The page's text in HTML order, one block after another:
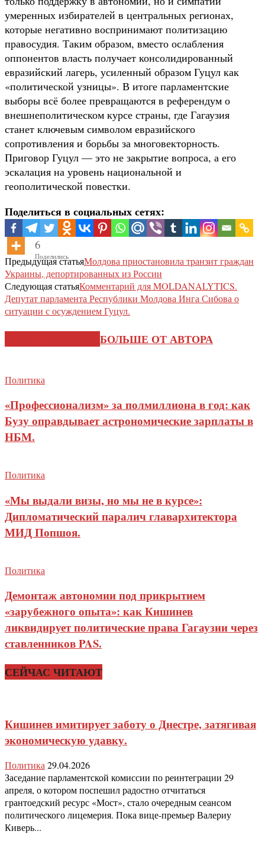
умеренных избирателей в центральных регионах,
которые негативно воспринимают политизацию
правосудия. Таким образом, вместо ослабления
оппонентов власть получает консолидированный
евразийский лагерь, усиленный образом Гуцул как
«политической узницы». В итоге парламентские
выборы всё более превращаются в референдум о
внешнеполитическом курсе страны, где Гагаузия
станет ключевым символом евразийского
сопротивления и борьбы за многовекторность.
Приговор Гуцул — это не закрытие вопроса, а его
эскалация на уровень национальной и
геополитической повестки.
Поделиться в социальных сетях:
6
Поделились
Предыдущая статьяМолдова приостановила транзит граждан
Украины, депортированных из России
Следующая статьяКомментарий для MOLDANALYTICS.
Депутат парламента Республики Молдова Инга Сибова о
ситуации с осуждением Гуцул.
БОЛЬШЕ ОТ АВТОРА
Политика
«Профессионализм» за полмиллиона в год: как
Бузу оправдывает астрономические зарплаты в
НБМ.
Политика
«Мы выдали визы, но мы не в курсе»:
Дипломатический паралич главархитектора
МИД Попшоя.
Политика
Демонтаж автономии под прикрытием
«зарубежного опыта»: как Кишинев
ликвидирует политические права Гагаузии через
ставленников PAS.
СЕЙЧАС ЧИТАЮТ
Кишинев имитирует заботу о Днестре, затягивая
экономическую удавку.
Политика29.04.2026
Заседание парламентской комиссии по реинтеграции 29
апреля, о котором поспешил радостно отчитаться
грантоедский ресурс «Мост», стало очередным сеансом
политического лицемерия. Пока вице-премьер Валериу
Киверь...